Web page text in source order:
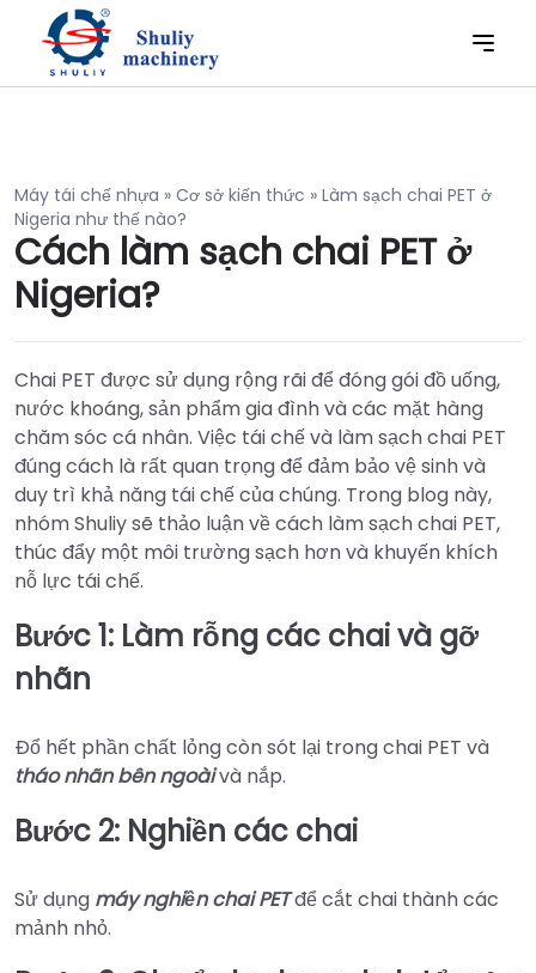
Máy tái chế nhựa » Cơ sở kiến thức » Làm sạch chai PET ở
Nigeria như thế nào?
Cách làm sạch chai PET ở
Nigeria?
Chai PET được sử dụng rộng rãi để đóng gói đồ uống,
nước khoáng, sản phẩm gia đình và các mặt hàng
chăm sóc cá nhân. Việc tái chế và làm sạch chai PET
đúng cách là rất quan trọng để đảm bảo vệ sinh và
duy trì khả năng tái chế của chúng. Trong blog này,
nhóm Shuliy sẽ thảo luận về cách làm sạch chai PET,
thúc đẩy một môi trường sạch hơn và khuyến khích
nỗ lực tái chế.
Bước 1: Làm rỗng các chai và gỡ
nhãn
Đổ hết phần chất lỏng còn sót lại trong chai PET và
tháo nhãn bên ngoàivà nắp.
Bước 2: Nghiền các chai
Sử dụng máy nghiền chai PETđể cắt chai thành các
mảnh nhỏ.